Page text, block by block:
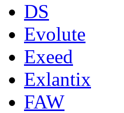
DS
Evolute
Exeed
Exlantix
FAW